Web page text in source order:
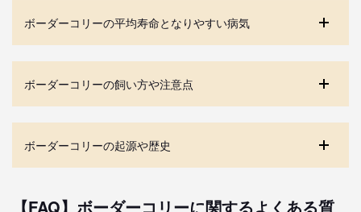
ボーダーコリーの平均寿命となりやすい病気
ボーダーコリーの飼い方や注意点
ボーダーコリーの起源や歴史
【FAQ】ボーダーコリーに関するよくある質